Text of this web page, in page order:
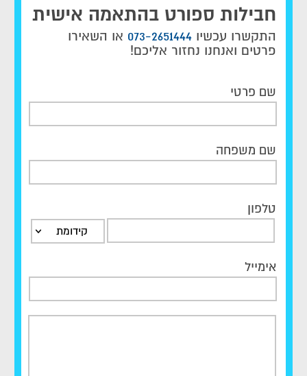
חבילות ספורט בהתאמה אישית
התקשרו עכשיו 073-2651444 או השאירו
פרטים ואנחנו נחזור אליכם!
שם פרטי
שם משפחה
טלפון
קידומת
אימייל